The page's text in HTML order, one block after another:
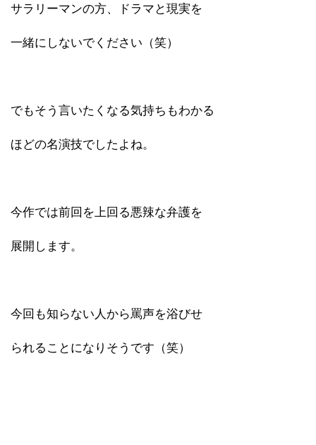
サラリーマンの方、ドラマと現実を
一緒にしないでください（笑）
でもそう言いたくなる気持ちもわかる
ほどの名演技でしたよね。
今作では前回を上回る悪辣な弁護を
展開します。
今回も知らない人から罵声を浴びせ
られることになりそうです（笑）